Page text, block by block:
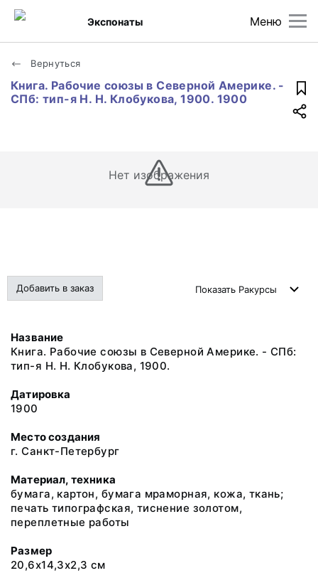
Меню
Экспонаты
Вернуться
Книга. Рабочие союзы в Северной Америке. -
СПб: тип-я Н. Н. Клобукова, 1900. 1900
Нет изображения
Добавить в заказ Показать Ракурсы
Название
Книга. Рабочие союзы в Северной Америке. - СПб:
тип-я Н. Н. Клобукова, 1900.
Датировка
1900
Место создания
г. Санкт-Петербург
Материал, техника
бумага, картон, бумага мраморная, кожа, ткань;
печать типографская, тиснение золотом,
переплетные работы
Размер
20,6х14,3х2,3 см